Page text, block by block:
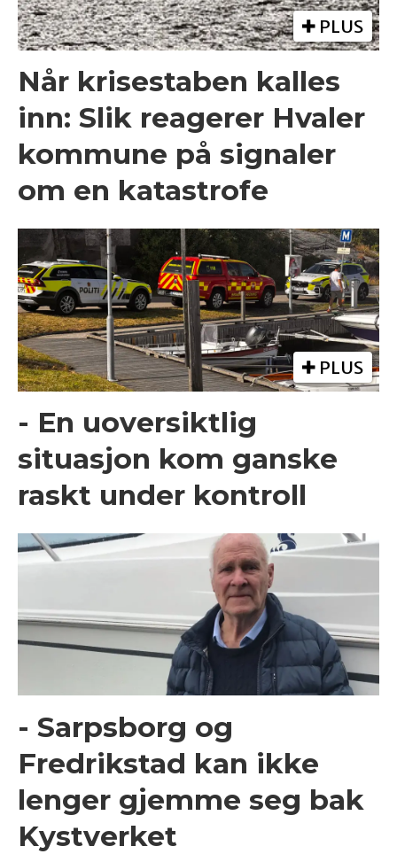
PLUS
Når krisestaben kalles
inn: Slik reagerer Hvaler
kommune på signaler
om en katastrofe
PLUS
- En uoversiktlig
situasjon kom ganske
raskt under kontroll
- Sarpsborg og
Fredrikstad kan ikke
lenger gjemme seg bak
Kystverket